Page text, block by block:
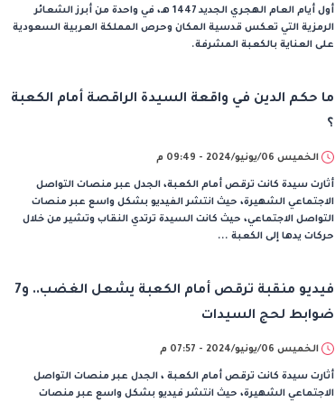
أول أيام العام الهجري الجديد 1447 هـ، في واحدة من أبرز الشعائر
الرمزية التي تعكس قدسية المكان وحرص المملكة العربية السعودية
على العناية بالكعبة المشرفة.
ما حكم الدين في واقعة السيدة الراقصة أمام الكعبة
؟
الخميس 06/يونيو/2024 - 09:49 م
أثارت سيدة كانت ترقص أمام الكعبة، الجدل عبر منصات التواصل
الاجتماعي الشهيرة، حيث انتشر الفيديو بشكل واسع عبر منصات
التواصل الاجتماعي، حيث كانت السيدة ترتدي النقاب وتشير من خلال
حركات يدها إلى الكعبة ...
فيديو منقبة ترقص أمام الكعبة يشعل الغضب.. و7
ضوابط لحج السيدات
الخميس 06/يونيو/2024 - 07:57 م
أثارت سيدة كانت ترقص أمام الكعبة ، الجدل عبر منصات التواصل
الاجتماعي الشهيرة، حيث انتشر فيديو بشكل واسع عبر منصات